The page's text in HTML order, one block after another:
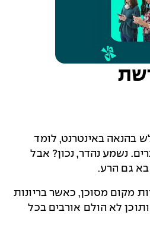
בהנאה באינטרנט, לומד
נשמע נהדר, נכון? אבל
גם הרע.
מקום מסוכן, כאשר בריונות
לא הולם אורבים בכל